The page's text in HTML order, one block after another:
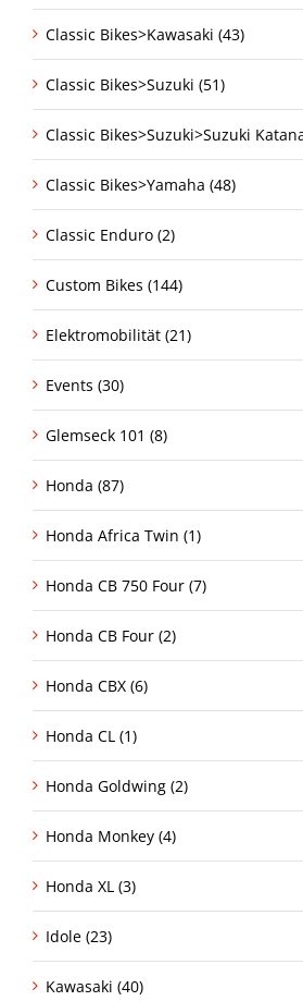
Classic Bikes>Kawasaki (43)
Classic Bikes>Suzuki (51)
Classic Bikes>Suzuki>Suzuki
Classic Bikes>Yamaha (48)
Classic Enduro (2)
Custom Bikes (144)
Elektromobilität (21)
Events (30)
Glemseck 101 (8)
Honda (87)
Honda Africa Twin (1)
Honda CB 750 Four (7)
Honda CB Four (2)
Honda CBX (6)
Honda CL (1)
Honda Goldwing (2)
Honda Monkey (4)
Honda XL (3)
Idole (23)
Kawasaki (40)